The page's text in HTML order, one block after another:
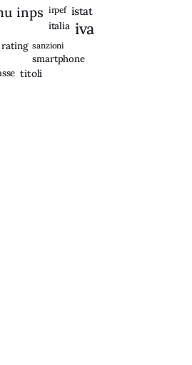
inps irpef istat
italia iva
rating sanzioni
smartphone
titoli